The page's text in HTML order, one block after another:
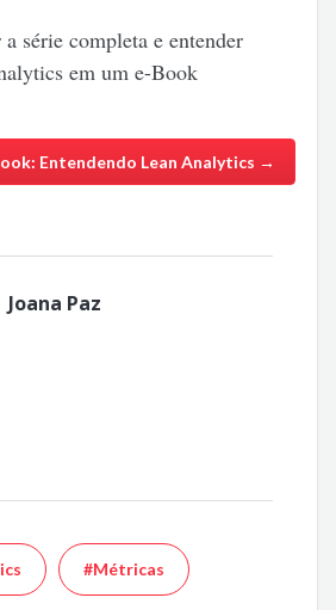
série completa e entender
em um e-Book
Entendendo Lean Analytics →
Joana Paz
#Métricas